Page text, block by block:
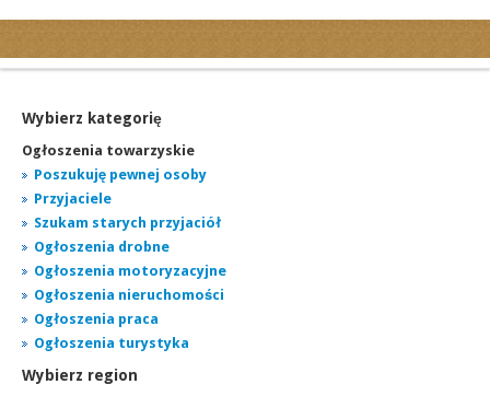
Ogłoszenia motoryzacyjne
Ogłoszenia nieruchomości
Ogłoszenia praca
Ogłoszenia turystyka
Ogłoszenia towarzyskie
Regiony
miasta...
Wybierz kategorię
Ogłoszenia towarzyskie
Poszukuję pewnej osoby
Przyjaciele
Szukam starych przyjaciół
Ogłoszenia drobne
Ogłoszenia motoryzacyjne
Ogłoszenia nieruchomości
Ogłoszenia praca
Ogłoszenia turystyka
Wybierz region